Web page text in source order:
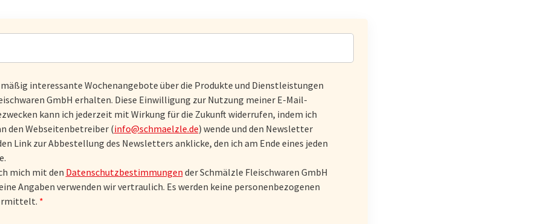
interessante Wochenangebote über die Produkte und Dienstleistungen
GmbH erhalten. Diese Einwilligung zur Nutzung meiner E-Mail-
kann ich jederzeit mit Wirkung für die Zukunft widerrufen, indem ich
den Webseitenbetreiber (info@schmaelzle.de) wende und den Newsletter
Link zur Abbestellung des Newsletters anklicke, den ich am Ende eines jeden
mich mit den Datenschutzbestimmungen der Schmälzle Fleischwaren GmbH
Angaben verwenden wir vertraulich. Es werden keine personenbezogenen